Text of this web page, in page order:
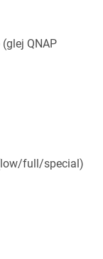
QNAP
full/special)